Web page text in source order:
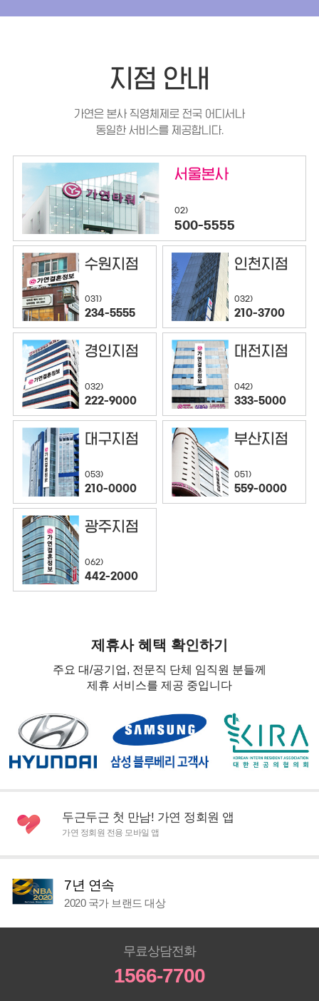
지점 안내
가연은 본사 직영체제로 전국 어디서나
동일한 서비스를 제공합니다.
서울본사
02)
500-5555
수원지점
031)
234-5555
인천지점
032)
210-3700
경인지점
032)
222-9000
대전지점
042)
333-5000
대구지점
053)
210-0000
부산지점
051)
559-0000
광주지점
062)
442-2000
제휴사 혜택 확인하기
주요 대/공기업, 전문직 단체 임직원 분들께
제휴 서비스를 제공 중입니다
두근두근 첫 만남! 가연 정회원 앱
가연 정회원 전용 모바일 앱
7년 연속
2020 국가 브랜드 대상
무료상담전화
1566-7700